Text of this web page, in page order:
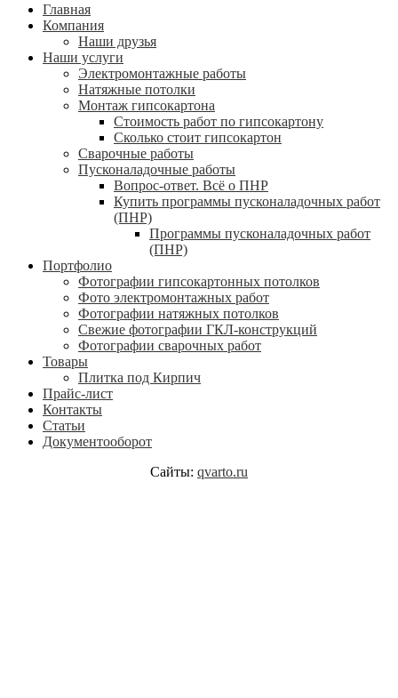
Главная
Компания
Наши друзья
Наши услуги
Электромонтажные работы
Натяжные потолки
Монтаж гипсокартона
Стоимость работ по гипсокартону
Сколько стоит гипсокартон
Сварочные работы
Пусконаладочные работы
Вопрос-ответ. Всё о ПНР
Купить программы пусконаладочных работ
(ПНР)
Программы пусконаладочных работ
(ПНР)
Портфолио
Фотографии гипсокартонных потолков
Фото электромонтажных работ
Фотографии натяжных потолков
Свежие фотографии ГКЛ-конструкций
Фотографии сварочных работ
Товары
Плитка под Кирпич
Прайс-лист
Контакты
Статьи
Документооборот
Сайты: qvarto.ru